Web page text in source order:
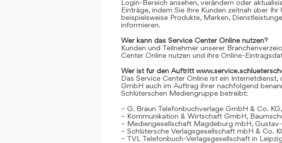
Login-Bereich ansehen, verändern oder
Einträge, indem Sie Ihre Kunden zeitnah über
beispielsweise Produkte, Marken,
informieren.
Wer kann das Service Center Online nutzen?
Kunden und Teilnehmer unserer
Center Online nutzen und ihre Online-
Wer ist für den Auftritt
Das Service Center Online ist ein
GmbH auch im Auftrag ihrer nachfolgend
Schlüterschen Mediengruppe betreibt:
– G. Braun Telefonbuchverlage GmbH & Co.
– Kommunikation & Wirtschaft GmbH,
– Mediengesellschaft Magdeburg mbH,
– Schlütersche Verlagsgesellschaft mbH & Co.
– TVL Telefonbuch-Verlagsgesellschaft in